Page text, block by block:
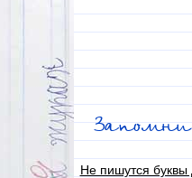
Не пишутся буквы